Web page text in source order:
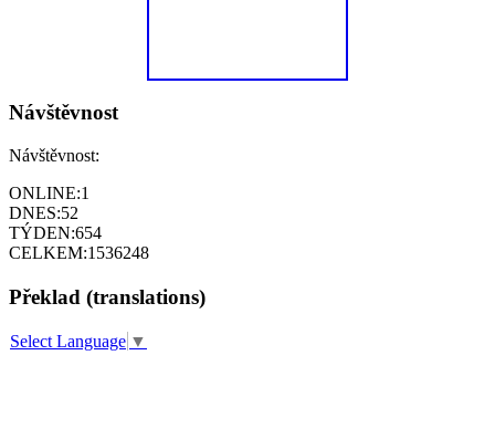
Návštěvnost
Návštěvnost:
ONLINE:1
DNES:52
TÝDEN:654
CELKEM:1536248
Překlad (translations)
Select Language ▼